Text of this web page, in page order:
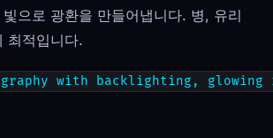
으로 광환을 만들어냅니다. 병, 유리
최적입니다.
with backlighting,